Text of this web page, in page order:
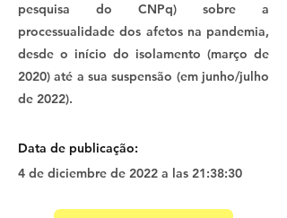
pesquisa do CNPq) sobre a
processualidade dos afetos na pandemia,
desde o início do isolamento (março de
2020) até a sua suspensão (em junho/julho
de 2022).
Data de publicação:
4 de diciembre de 2022 a las 21:38:30